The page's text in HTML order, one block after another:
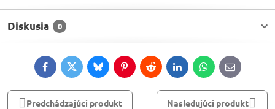
Diskusia 0
FacebookTwitterBlueskyPinterestRedditLinkedInWhatsApp
E-
mail
Predchádzajúci produkt Nasledujúci produkt